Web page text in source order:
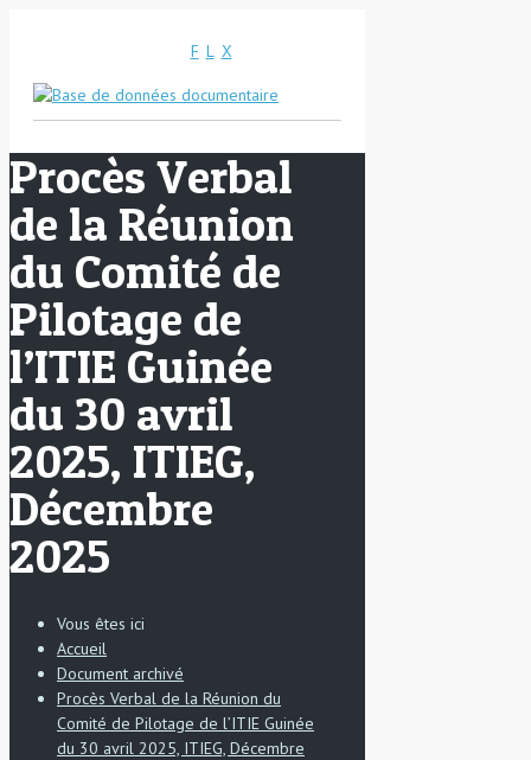
F L X
Procès Verbal
de la Réunion
du Comité de
Pilotage de
l’ITIE Guinée
du 30 avril
2025, ITIEG,
Décembre
2025
Vous êtes ici
Accueil
Document archivé
Procès Verbal de la Réunion du
Comité de Pilotage de l’ITIE Guinée
du 30 avril 2025, ITIEG, Décembre